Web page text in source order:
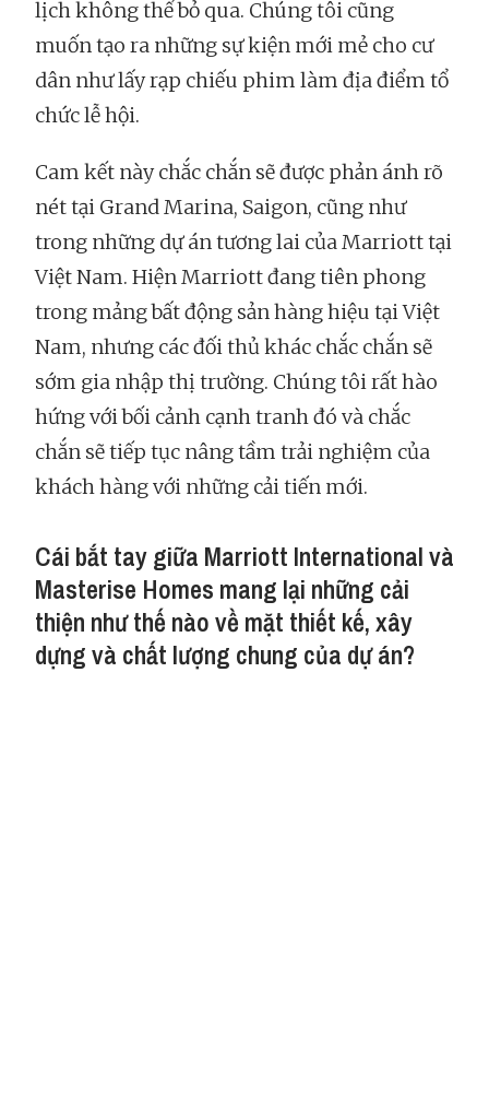
lịch không thể bỏ qua. Chúng tôi cũng
muốn tạo ra những sự kiện mới mẻ cho cư
dân như lấy rạp chiếu phim làm địa điểm tổ
chức lễ hội.
Cam kết này chắc chắn sẽ được phản ánh rõ
nét tại Grand Marina, Saigon, cũng như
trong những dự án tương lai của Marriott tại
Việt Nam. Hiện Marriott đang tiên phong
trong mảng bất động sản hàng hiệu tại Việt
Nam, nhưng các đối thủ khác chắc chắn sẽ
sớm gia nhập thị trường. Chúng tôi rất hào
hứng với bối cảnh cạnh tranh đó và chắc
chắn sẽ tiếp tục nâng tầm trải nghiệm của
khách hàng với những cải tiến mới.
Cái bắt tay giữa Marriott International và
Masterise Homes mang lại những cải
thiện như thế nào về mặt thiết kế, xây
dựng và chất lượng chung của dự án?